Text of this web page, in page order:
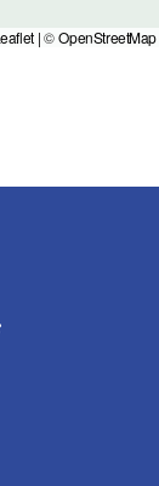
|©OpenStreetMap